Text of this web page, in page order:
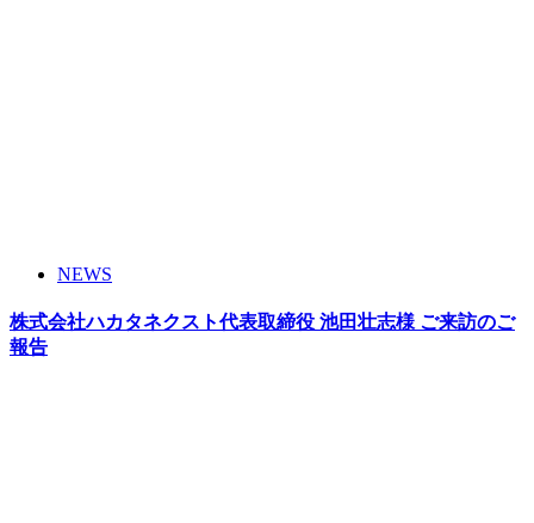
NEWS
株式会社ハカタネクスト代表取締役 池田壮志様 ご来訪のご
報告